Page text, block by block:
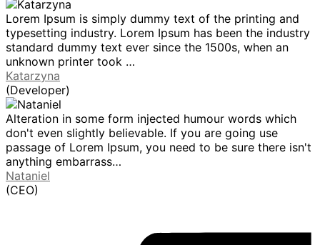
Lorem Ipsum is simply dummy text of the printing and
typesetting industry. Lorem Ipsum has been the industry
standard dummy text ever since the 1500s, when an
unknown printer took …
Katarzyna
(Developer)
Alteration in some form injected humour words which
don't even slightly believable. If you are going use
passage of Lorem Ipsum, you need to be sure there isn't
anything embarrass…
Nataniel
(CEO)